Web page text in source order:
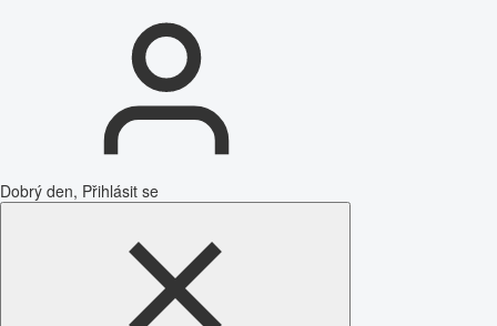
Dobrý den, Přihlásit se